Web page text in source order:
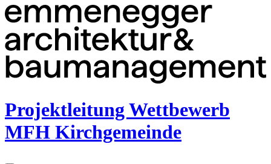
Projektleitung Wettbewerb
MFH Kirchgemeinde